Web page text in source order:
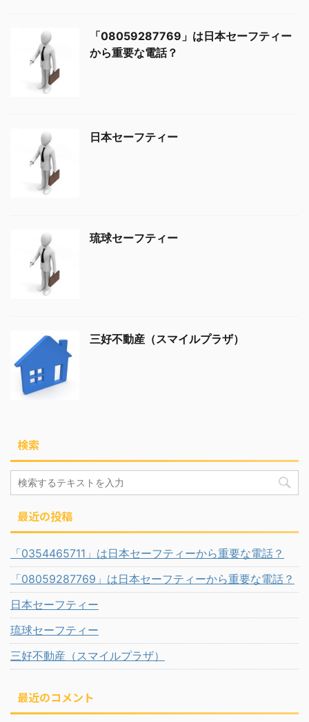
「08059287769」は日本セーフティー
から重要な電話？
日本セーフティー
琉球セーフティー
三好不動産（スマイルプラザ）
検索
最近の投稿
「0354465711」は日本セーフティーから重要な電話？
「08059287769」は日本セーフティーから重要な電話？
日本セーフティー
琉球セーフティー
三好不動産（スマイルプラザ）
最近のコメント